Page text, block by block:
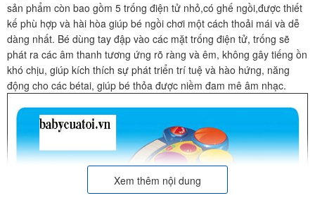
sản phẩm còn bao gồm 5 trống điện tử nhỏ,có ghế ngồi,được thiết
kế phù hợp và hài hòa giúp bé ngồi chơi một cách thoải mái và dễ
dàng nhất. Bé dùng tay đập vào các mặt trống điện tử, trống sẽ
phát ra các âm thanh tương ứng rõ ràng và êm, không gây tiếng ồn
khó chịu, giúp kích thích sự phát triển trí tuệ và hào hứng, năng
động cho các bétai, giúp bé thỏa được niềm đam mê âm nhạc.
Xem thêm nội dung